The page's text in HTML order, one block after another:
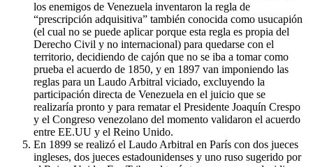
los enemigos de Venezuela inventaron la regla de
“prescripción adquisitiva” también conocida como usucapión
(el cual no se puede aplicar porque esta regla es propia del
Derecho Civil y no internacional) para quedarse con el
territorio, decidiendo de cajón que no se iba a tomar como
prueba el acuerdo de 1850, y en 1897 van imponiendo las
reglas para un Laudo Arbitral viciado, excluyendo la
participación directa de Venezuela en el juicio que se
realizaría pronto y para rematar el Presidente Joaquín Crespo
y el Congreso venezolano del momento validaron el acuerdo
entre EE.UU y el Reino Unido.
En 1899 se realizó el Laudo Arbitral en París con dos jueces
ingleses, dos jueces estadounidenses y uno ruso sugerido por